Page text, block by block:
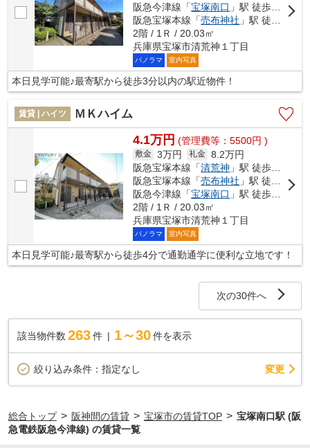
阪急今津線「宝塚南口 」駅 徒歩14分
阪急宝塚本線「売布神社 」駅 徒歩16分
2階 / 1Ｒ / 20.03㎡
兵庫県宝塚市清荒神１丁目
パノラマ 室内写真
本日見学可能♪最寄駅から徒歩3分以内の駅近物件！
賃貸 | ハイツ ＭＫハイム
4.1万円 (管理費等：5500円 )
敷金 3万円 礼金 8.2万円
阪急宝塚本線「清荒神 」駅 徒歩4分
阪急宝塚本線「売布神社 」駅 徒歩14分
阪急今津線「宝塚南口 」駅 徒歩16分
2階 / 1Ｒ / 20.03㎡
兵庫県宝塚市清荒神１丁目
パノラマ 室内写真
本日見学可能♪最寄駅から徒歩4分で通勤通学に便利な立地です！
次の30件へ
該当物件数 263件 1～30 件を表示
絞り込み条件： 指定なし 変更
総合トップ > 阪神間の賃貸 > 宝塚市の賃貸TOP > 宝塚南口駅 (阪
急電鉄阪急今津線) の賃貸一覧